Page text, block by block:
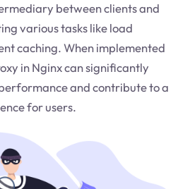
between clients and
various tasks like load
caching. When implemented
in Nginx can significantly
and contribute to a
for users.